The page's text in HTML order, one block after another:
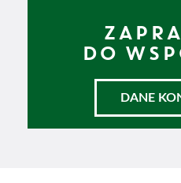
DO
DANE